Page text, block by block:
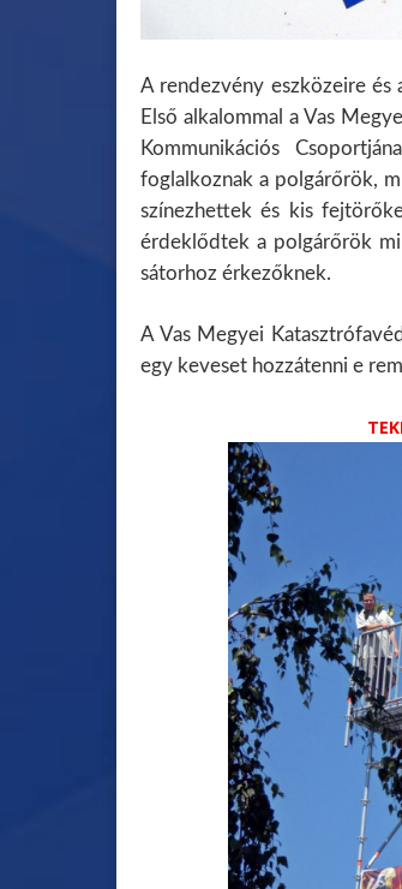
A rendezvény eszközeire és
Első alkalommal a Vas
Kommunikációs
foglalkoznak a polgárőrök,
színezhettek és kis
érdeklődtek a polgárőrök
sátorhoz érkezőknek.
A Vas Megyei
egy keveset hozzátenni e